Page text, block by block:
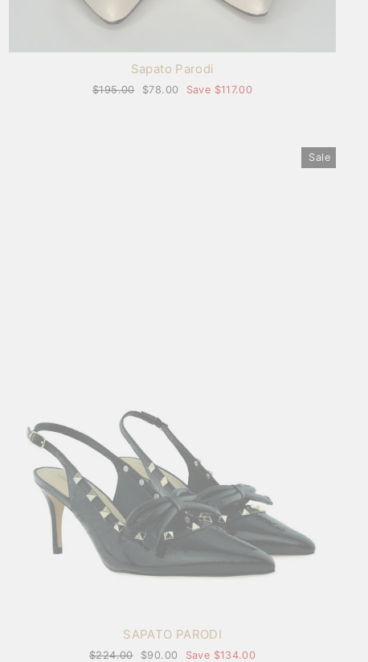
Sapato Parodi
Regular
$195.00
Sale
$78.00 Save $117.00
Sale
SAPATO PARODI
Regular
$224.00
Sale
$90.00 Save $134.00